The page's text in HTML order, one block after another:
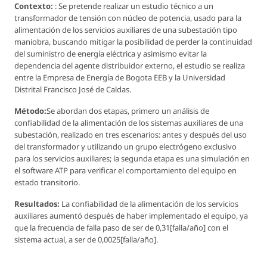
Contexto: : Se pretende realizar un estudio técnico a un
transformador de tensión con núcleo de potencia, usado para la
alimentación de los servicios auxiliares de una subestación tipo
maniobra, buscando mitigar la posibilidad de perder la continuidad
del suministro de energía eléctrica y asimismo evitar la
dependencia del agente distribuidor externo, el estudio se realiza
entre la Empresa de Energía de Bogota EEB y la Universidad
Distrital Francisco José de Caldas.
Método:Se abordan dos etapas, primero un análisis de
confiabilidad de la alimentación de los sistemas auxiliares de una
subestación, realizado en tres escenarios: antes y después del uso
del transformador y utilizando un grupo electrógeno exclusivo
para los servicios auxiliares; la segunda etapa es una simulación en
el software ATP para verificar el comportamiento del equipo en
estado transitorio.
Resultados: La confiabilidad de la alimentación de los servicios
auxiliares aumentó después de haber implementado el equipo, ya
que la frecuencia de falla paso de ser de 0,31[falla/año] con el
sistema actual, a ser de 0,0025[falla/año].